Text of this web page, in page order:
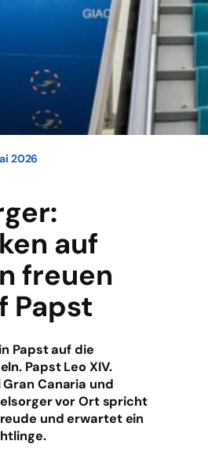
2026
auf
freuen
Papst
Papst auf die
Papst Leo XIV.
Canaria und
vor Ort spricht
und erwartet ein